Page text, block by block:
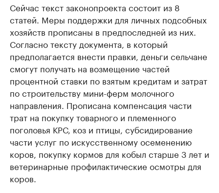
Сейчас текст законопроекта состоит из 8
статей. Меры поддержки для личных подсобных
хозяйств прописаны в предпоследней из них.
Согласно тексту документа, в который
предполагается внести правки, деньги сельчане
смогут получать на возмещение частей
процентной ставки по взятым кредитам и затрат
по строительству мини-ферм молочного
направления. Прописана компенсация части
трат на покупку товарного и племенного
поголовья КРС, коз и птицы, субсидирование
части услуг по искусственному осеменению
коров, покупку кормов для кобыл старше 3 лет и
ветеринарные профилактические осмотры для
коров.